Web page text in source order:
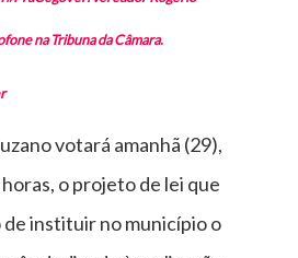
na Tribuna da Câmara.
votará amanhã (29),
o projeto de lei que
instituir no município o